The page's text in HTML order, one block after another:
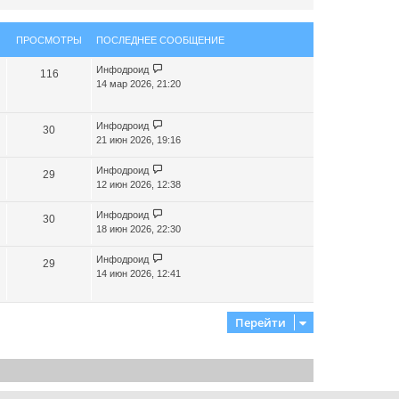
ПРОСМОТРЫ ПОСЛЕДНЕЕ СООБЩЕНИЕ
116
Инфодроид
14 мар 2026, 21:20
30
Инфодроид
21 июн 2026, 19:16
29
Инфодроид
12 июн 2026, 12:38
30
Инфодроид
18 июн 2026, 22:30
29
Инфодроид
14 июн 2026, 12:41
Перейти